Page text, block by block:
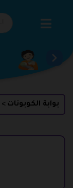
بوابة الكوبونات >